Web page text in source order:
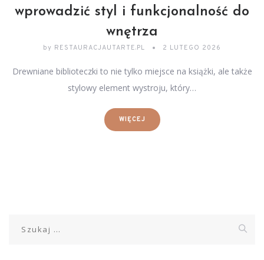
wprowadzić styl i funkcjonalność do
wnętrza
by RESTAURACJAUTARTE.PL 2 LUTEGO 2026
Drewniane biblioteczki to nie tylko miejsce na książki, ale także
stylowy element wystroju, który…
WIĘCEJ